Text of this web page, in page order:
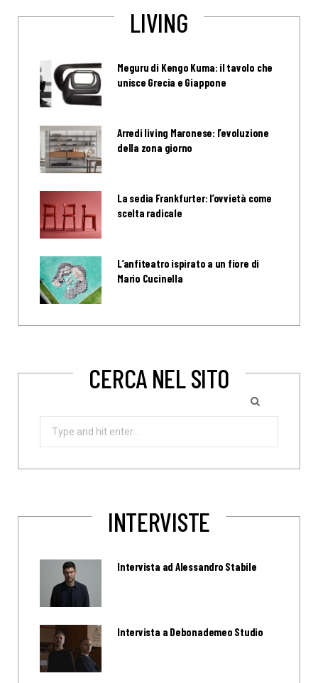
LIVING
Meguru di Kengo Kuma: il tavolo che
unisce Grecia e Giappone
Arredi living Maronese: l’evoluzione
della zona giorno
La sedia Frankfurter: l’ovvietà come
scelta radicale
L’anfiteatro ispirato a un fiore di
Mario Cucinella
CERCA NEL SITO
Search
INTERVISTE
Intervista ad Alessandro Stabile
Intervista a Debonademeo Studio